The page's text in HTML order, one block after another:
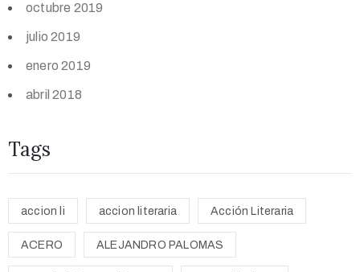
octubre 2019
julio 2019
enero 2019
abril 2018
Tags
accion li accion literaria Acción Literaria
ACERO ALEJANDRO PALOMAS